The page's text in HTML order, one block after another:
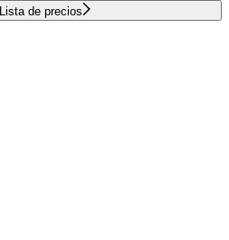
Lista de precios